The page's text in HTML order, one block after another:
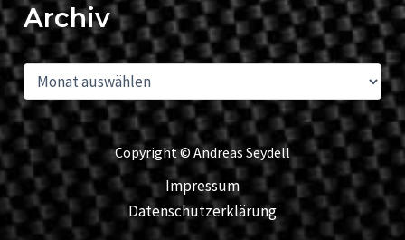
Archiv
A
r
c
h
i
v
Copyright© Andreas Seydell
Impressum
Datenschutzerklärung